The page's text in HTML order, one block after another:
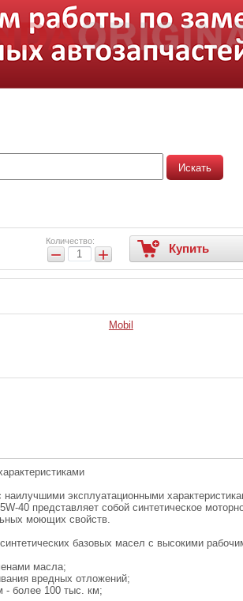
Количество:
− + Купить
Mobil
эксплуатационными
40 представляет собой синтетическое
моющих свойств.
базовых масел с высокими
масла;
вредных отложений;
- более 100 тыс. км;